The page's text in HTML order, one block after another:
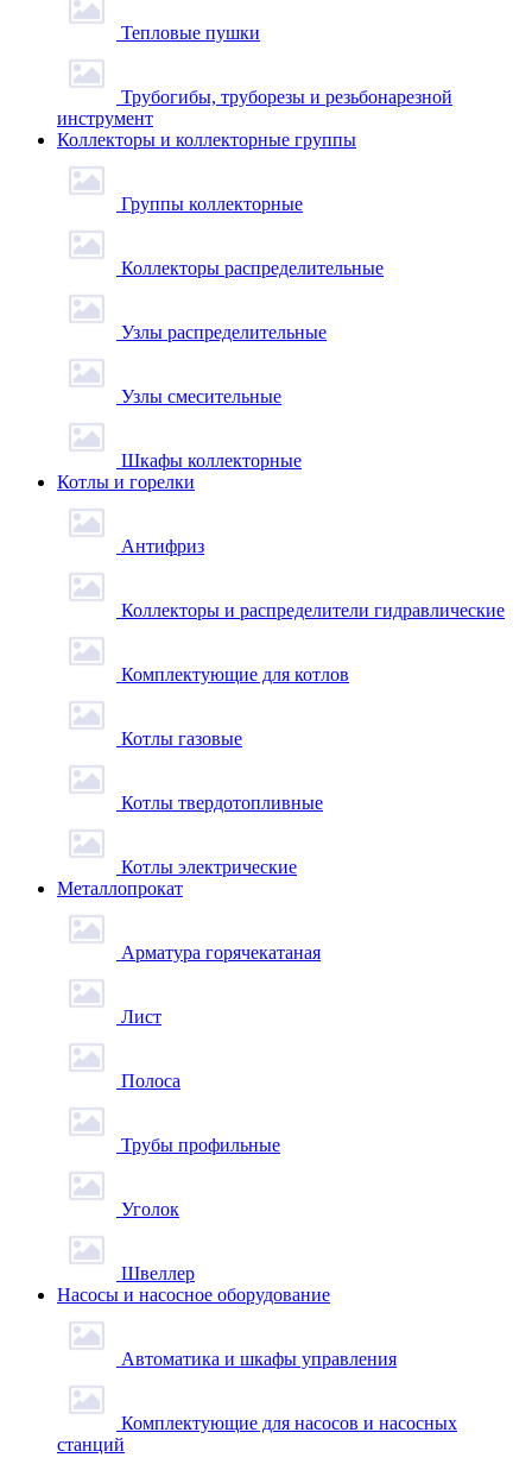
Тепловые пушки
Трубогибы, труборезы и резьбонарезной
инструмент
Коллекторы и коллекторные группы
Группы коллекторные
Коллекторы распределительные
Узлы распределительные
Узлы смесительные
Шкафы коллекторные
Котлы и горелки
Антифриз
Коллекторы и распределители гидравлические
Комплектующие для котлов
Котлы газовые
Котлы твердотопливные
Котлы электрические
Металлопрокат
Арматура горячекатаная
Лист
Полоса
Трубы профильные
Уголок
Швеллер
Насосы и насосное оборудование
Автоматика и шкафы управления
Комплектующие для насосов и насосных
станций